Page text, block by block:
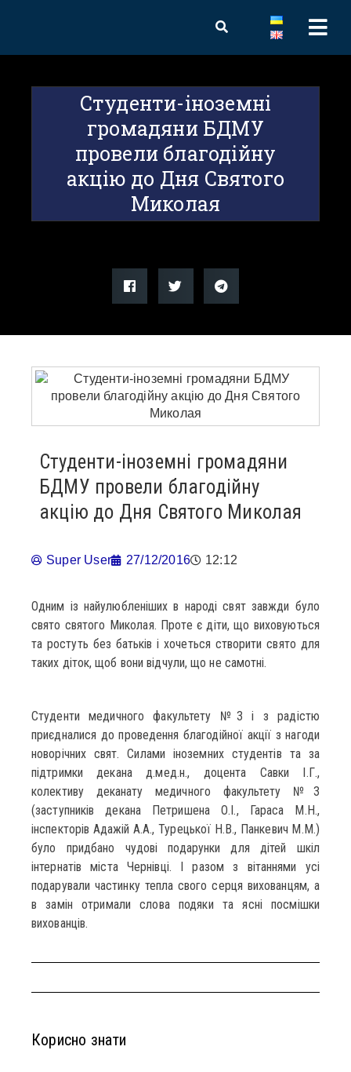
Студенти-іноземні
громадяни БДМУ
провели благодійну
акцію до Дня Святого
Миколая
Студенти-іноземні громадяни
БДМУ провели благодійну
акцію до Дня Святого Миколая
Super User 27/12/2016 12:12
Одним із найулюбленіших в народі свят завжди було
свято святого Миколая. Проте є діти, що виховуються
та ростуть без батьків і хочеться створити свято для
таких діток, щоб вони відчули, що не самотні.
Студенти медичного факультету №3 і з радістю
приєдналися до проведення благодійної акції з нагоди
новорічних свят. Силами іноземних студентів та за
підтримки декана д.мед.н., доцента Савки І.Г.,
колективу деканату медичного факультету №3
(заступників декана Петришена О.І., Гараса М.Н.,
інспекторів Адажій А.А., Турецької Н.В., Панкевич М.М.)
було придбано чудові подарунки для дітей шкіл
інтернатів міста Чернівці. І разом з вітаннями усі
подарували частинку тепла свого серця вихованцям, а
в замін отримали слова подяки та ясні посмішки
вихованців.
Корисно знати